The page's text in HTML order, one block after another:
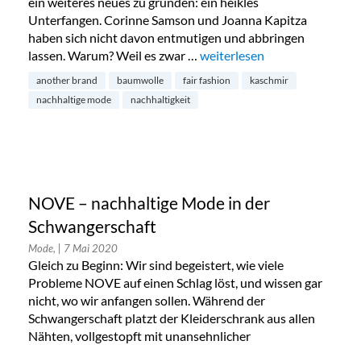
Unterfangen. Corinne Samson und Joanna Kapitza
haben sich nicht davon entmutigen und abbringen
lassen. Warum? Weil es zwar … „Another Brand: nicht
weiterlesen
another brand baumwolle fair fashion
kaschmir
nachhaltige mode
nachhaltigkeit
NOVE – nachhaltige Mode in der
Schwangerschaft
Mode, | 7 Mai 2020
Gleich zu Beginn: Wir sind begeistert, wie viele
Probleme NOVE auf einen Schlag löst, und wissen gar
nicht, wo wir anfangen sollen. Während der
Schwangerschaft platzt der Kleiderschrank aus allen
Nähten, vollgestopft mit unansehnlicher